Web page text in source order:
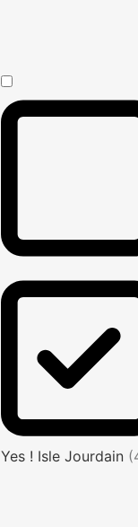
Yes ! Isle Jourdain